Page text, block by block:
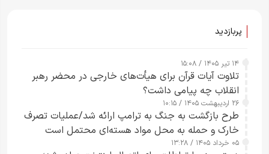
پربازدید
۱۴ تیر ۱۴۰۵ / ۱۵:۰۸
تلاوت آیات قرآن برای هیأت‌های خارجی در محضر رهبر
انقلاب چه پیامی داشت؟
۲۶ اردیبهشت ۱۴۰۵ / ۱۰:۱۵
طرح‌ بازگشت به جنگ به ترامپ ارائه شد/عملیات تصرف
خارک و حمله به محل مواد هسته‌ای محتمل است
۰۵ خرداد ۱۴۰۵ / ۱۳:۲۸